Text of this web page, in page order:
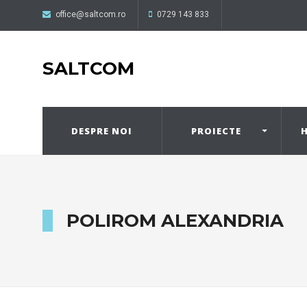
office@saltcom.ro 0729 143 833
SALTCOM
DESPRE NOI PROIECTE
POLIROM ALEXANDRIA